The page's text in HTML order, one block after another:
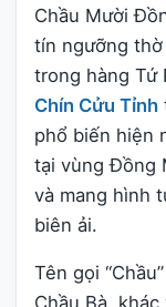
Chầu Mười
tín ngưỡng
trong hàng Tứ
Chín Cửu Tỉnh
phổ biến hiện
tại vùng Đồng
và mang hình
biên ải.
Tên gọi